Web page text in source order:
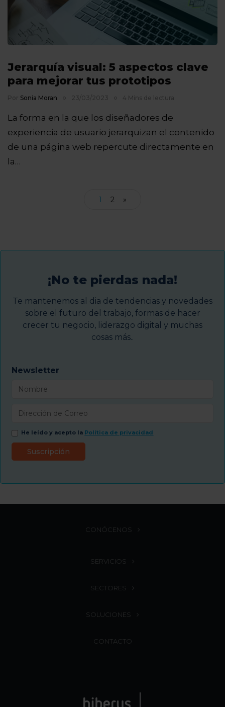
Jerarquía visual: 5 aspectos clave
para mejorar tus prototipos
Por Sonia Moran 23/03/2023 4 Mins de lectura
La forma en la que los diseñadores de
experiencia de usuario jerarquizan el contenido
de una página web repercute directamente en
la…
1 2 »
¡No te pierdas nada!
Te mantenemos al dia de tendencias y novedades
sobre el futuro del trabajo, formas de hacer
crecer tu negocio, liderazgo digital y muchas
cosas más..
Newsletter
He leído y acepto la Política de privacidad
CONÓCENOS
SERVICIOS
SECTORES
SOLUCIONES
CONTACTO